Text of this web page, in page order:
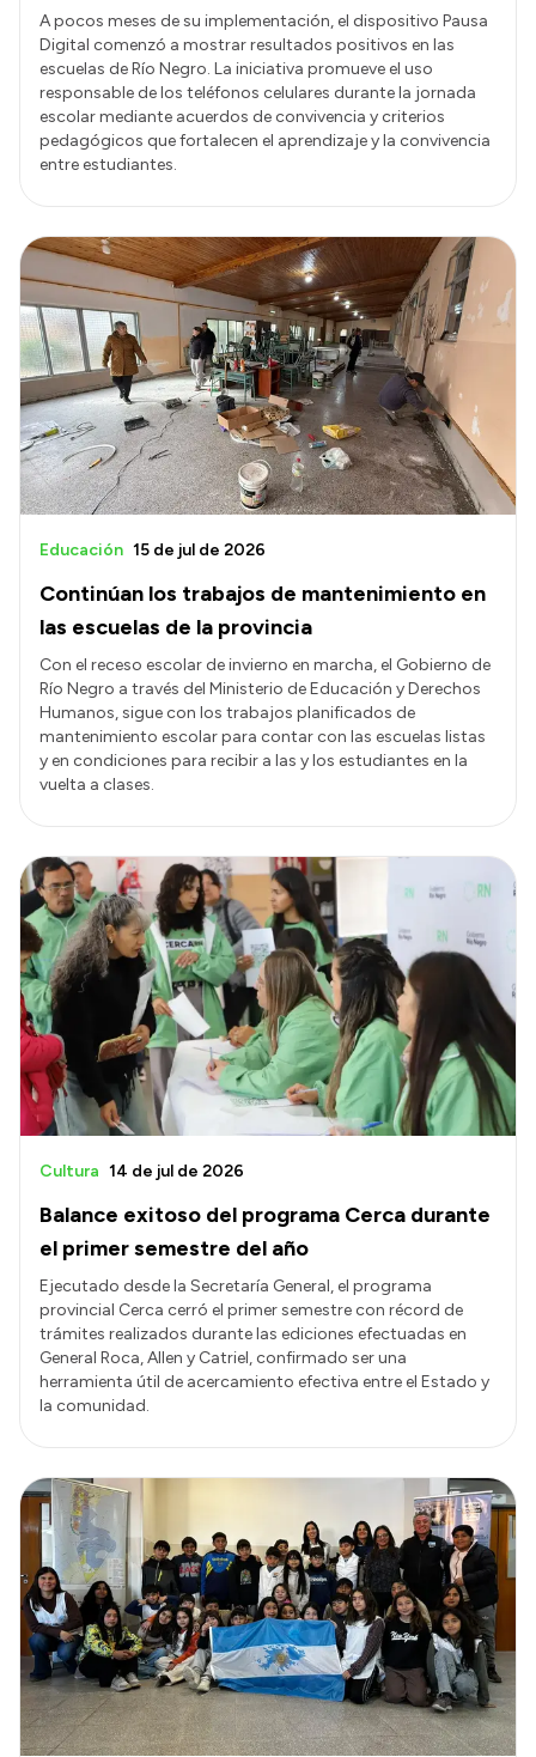
A pocos meses de su implementación, el dispositivo Pausa
Digital comenzó a mostrar resultados positivos en las
escuelas de Río Negro. La iniciativa promueve el uso
responsable de los teléfonos celulares durante la jornada
escolar mediante acuerdos de convivencia y criterios
pedagógicos que fortalecen el aprendizaje y la convivencia
entre estudiantes.
Continúan los trabajos de mantenimiento en
las escuelas de la provincia
Educación 15 de jul de 2026
Con el receso escolar de invierno en marcha, el Gobierno de
Río Negro a través del Ministerio de Educación y Derechos
Humanos, sigue con los trabajos planificados de
mantenimiento escolar para contar con las escuelas listas
y en condiciones para recibir a las y los estudiantes en la
vuelta a clases.
Balance exitoso del programa Cerca durante
el primer semestre del año
Cultura 14 de jul de 2026
Ejecutado desde la Secretaría General, el programa
provincial Cerca cerró el primer semestre con récord de
trámites realizados durante las ediciones efectuadas en
General Roca, Allen y Catriel, confirmado ser una
herramienta útil de acercamiento efectiva entre el Estado y
la comunidad.